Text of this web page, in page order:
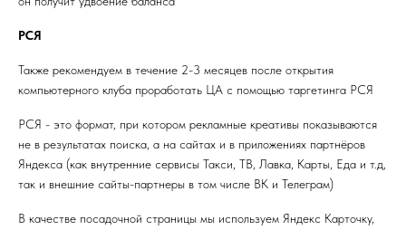
РСЯ
Также рекомендуем в течение 2-3 месяцев после открытия
компьютерного клуба проработать ЦА с помощью таргетинга РСЯ
РСЯ - это формат, при котором рекламные креативы показываются
не в результатах поиска, а на сайтах и в приложениях партнёров
Яндекса (как внутренние сервисы Такси, ТВ, Лавка, Карты, Еда и т.д,
так и внешние сайты-партнеры в том числе ВК и Телеграм)
В качестве посадочной страницы мы используем Яндекс Карточку,